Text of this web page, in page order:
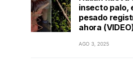
insecto palo,
pesado
ahora
AGO 3, 2025